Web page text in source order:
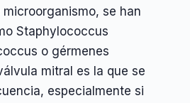
se han
Staphylococcus
o gérmenes
mitral es la que se
especialmente si